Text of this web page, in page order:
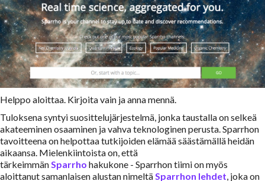
Helppo aloittaa. Kirjoita vain ja anna mennä.
Tuloksena syntyi suosittelujärjestelmä, jonka taustalla on selkeä
akateeminen osaaminen ja vahva teknologinen perusta. Sparrhon
tavoitteena on helpottaa tutkijoiden elämää säästämällä heidän
aikaansa. Mielenkiintoista on, että
tärkeimmänSparrho hakukone - Sparrhon tiimi on myös
aloittanut samanlaisen alustan nimeltäSparrhon lehdet, joka on